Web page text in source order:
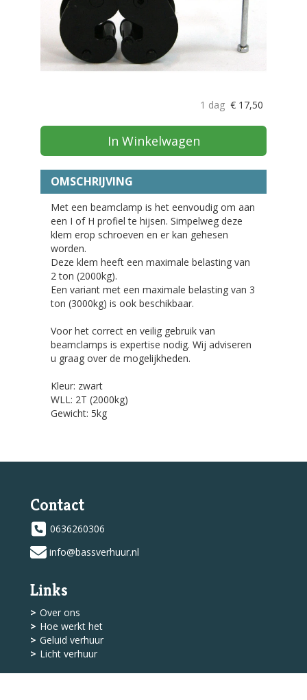
1 dag € 17,50
In Winkelwagen
OMSCHRIJVING
Met een beamclamp is het eenvoudig om aan
een I of H profiel te hijsen. Simpelweg deze
klem erop schroeven en er kan gehesen
worden.
Deze klem heeft een maximale belasting van
2 ton (2000kg).
Een variant met een maximale belasting van 3
ton (3000kg) is ook beschikbaar.
Voor het correct en veilig gebruik van
beamclamps is expertise nodig. Wij adviseren
u graag over de mogelijkheden.
Kleur: zwart
WLL: 2T (2000kg)
Gewicht: 5kg
Contact
0636260306
info@bassverhuur.nl
Links
Over ons
Hoe werkt het
Geluid verhuur
Licht verhuur